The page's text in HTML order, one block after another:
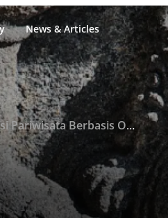
News & Articles
Berbasis Olahraga